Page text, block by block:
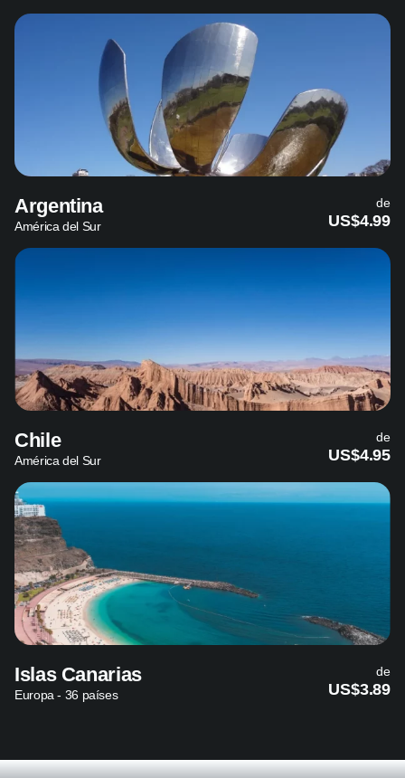
Argentina
América del Sur
de
US$4.99
Chile
América del Sur
de
US$4.95
Islas Canarias
Europa - 36 países
de
US$3.89